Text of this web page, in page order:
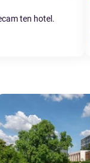
ten hotel.